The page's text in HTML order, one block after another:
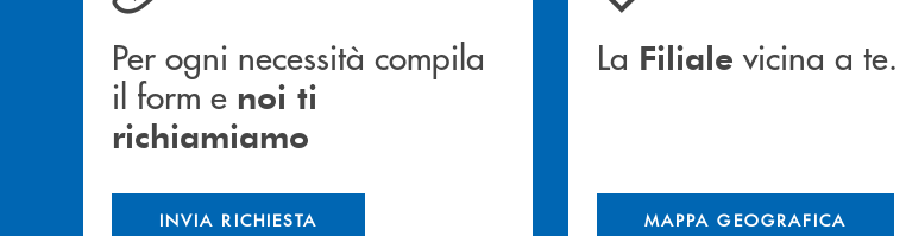
Per ogni necessità compila
il form e noi ti
richiamiamo
INVIA RICHIESTA
La Filiale vicina a te.
MAPPA GEOGRAFICA